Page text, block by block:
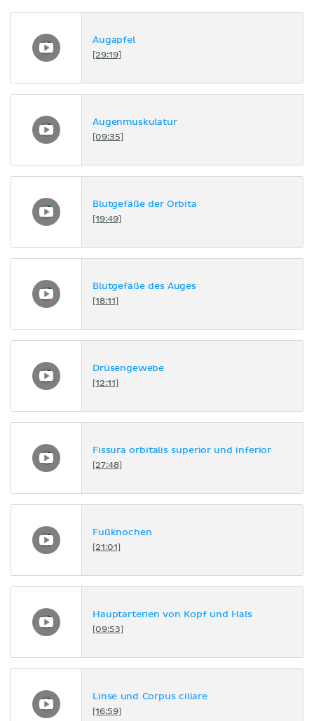
Augapfel
[29:19]
Augenmuskulatur
[09:35]
Blutgefäße der Orbita
[19:49]
Blutgefäße des Auges
[18:11]
Drüsengewebe
[12:11]
Fissura orbitalis superior und inferior
[27:48]
Fußknochen
[21:01]
Hauptarterien von Kopf und Hals
[09:53]
Linse und Corpus ciliare
[16:59]